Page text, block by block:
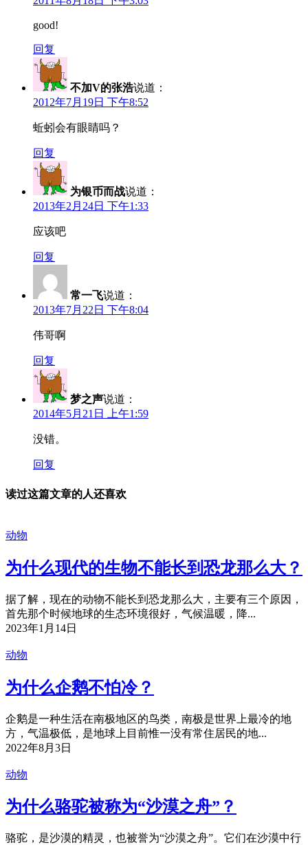
good!
回复
不加V的张浩说道：
2012年7月19日 下午8:52
蚯蚓会有眼睛吗？
回复
为银币而战说道：
2013年2月24日 下午1:33
应该吧
回复
常一飞说道：
2013年7月22日 下午8:04
伟哥啊
回复
梦之声说道：
2014年5月21日 上午1:59
没错。
回复
读过这篇文章的人还喜欢
动物
为什么现代的生物不能长到恐龙那么大？
据了解，现在的动物不能长到恐龙那么大，主要有三个原因，
首先那个时候地球的生态环境很好，气候温暖，降...
2023年1月14日
动物
为什么企鹅不怕冷？
企鹅是一种生活在南极地区的鸟类，南极是世界上最冷的地
方，气温极低，是地球上目前惟一没有常住居民的地...
2022年8月3日
动物
为什么骆驼被称为“沙漠之舟”？
骆驼，是沙漠的精灵，也被誉为“沙漠之舟”。它们在沙漠中行